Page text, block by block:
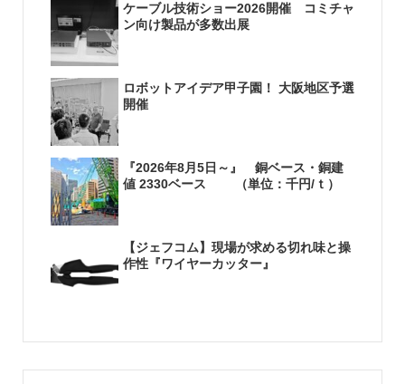
ケーブル技術ショー2026開催 コミチャ
ン向け製品が多数出展
ロボットアイデア甲子園！ 大阪地区予選
開催
『2026年8月5日～』 銅ベース・銅建
値 2330ベース （単位：千円/ｔ）
【ジェフコム】現場が求める切れ味と操
作性『ワイヤーカッター』